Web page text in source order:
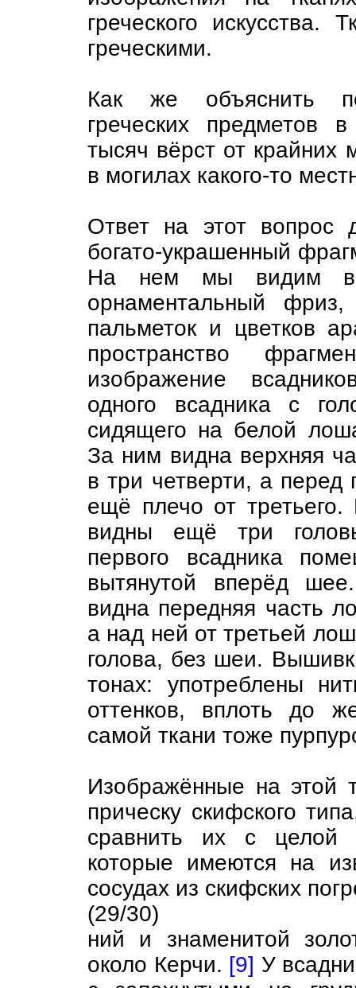
греческого искусства.
греческими.
Как же объяснить
греческих предметов
тысяч вёрст от крайних
в могилах какого-то
Ответ на этот вопрос
богато-украшенный
На нем мы видим
орнаментальный
пальметок и цветков
пространство
изображение
одного всадника с
сидящего на белой
За ним видна верхняя
в три четверти, а
ещё плечо от
видны ещё три
первого всадника
вытянутой вперёд
видна передняя часть
а над ней от третьей
голова, без шеи.
тонах: употреблены
оттенков, вплоть до
самой ткани тоже
Изображённые на этой
прическу скифского
сравнить их с целой
которые имеются на
сосудах из скифских
(29/30)
ний и знаменитой
около Керчи. [9] У